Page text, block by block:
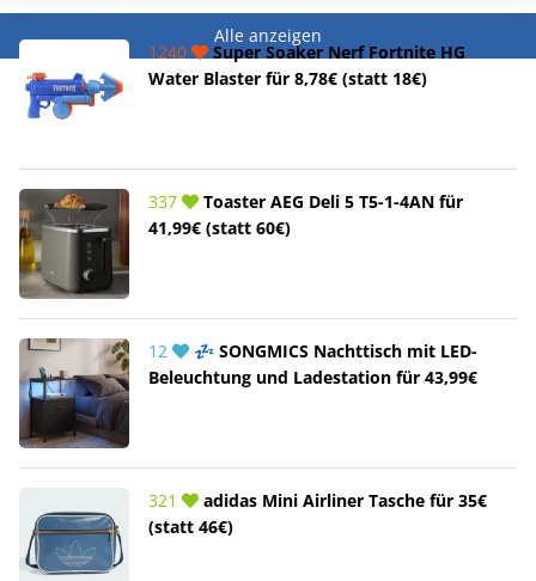
Alle anzeigen
1240
Super Soaker Nerf Fortnite HG
Water Blaster für 8,78€ (statt 18€)
337
Toaster AEG Deli 5 T5-1-4AN für
41,99€ (statt 60€)
12
💤 SONGMICS Nachttisch mit LED-
Beleuchtung und Ladestation für 43,99€
321
adidas Mini Airliner Tasche für 35€
(statt 46€)